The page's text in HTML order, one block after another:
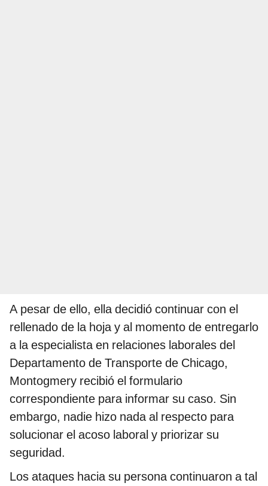
A pesar de ello, ella decidió continuar con el
rellenado de la hoja y al momento de entregarlo
a la especialista en relaciones laborales del
Departamento de Transporte de Chicago,
Montogmery recibió el formulario
correspondiente para informar su caso. Sin
embargo, nadie hizo nada al respecto para
solucionar el acoso laboral y priorizar su
seguridad.
Los ataques hacia su persona continuaron a tal